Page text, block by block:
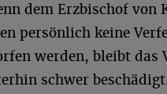
dem Erzbischof von
persönlich keine
werden, bleibt das
schwer